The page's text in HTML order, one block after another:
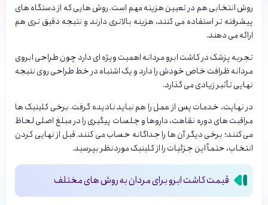
روش انتخابی هم در تعیین هزینه مهم است. روش هایی که از دستگاه های
پیشرفته تر استفاده می کنند، هزینه بالاتری دارند و نتیجه دقیق تری هم
ارائه می دهند.
تجربه پزشک در کاشت ابرو مردانه اهمیت ویژه ای دارد چون طراحی ابروی
مردانه ظرافت خاص خودش را دارد و یک اشتباه در خط طراحی روی نتیجه
نهایی تأثیر زیادی می گذارد.
در نهایت، خدمات پس از عمل را هم نباید نادیده گرفت. برخی کلینیک ها
مراقبت های دوره نقاهت، داروها و جلسات پیگیری را در مبلغ اصلی لحاظ
می کنند؛ برخی دیگر آن ها را جداگانه حساب می کنند. قبل از نهایی کردن
انتخاب، حتماً این جزئیات را از کلینیک موردنظر بپرسید.
قیمت کاشت ابرو برای مردان به روش های مختلف